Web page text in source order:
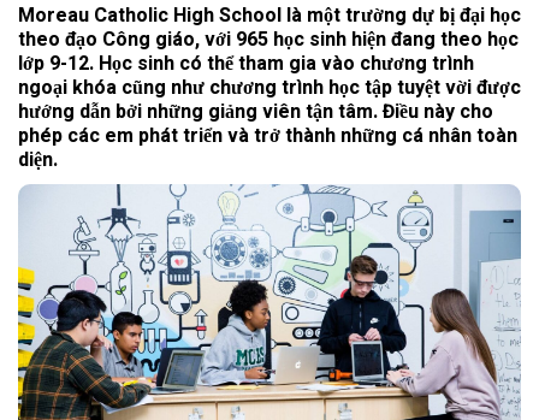
Moreau Catholic High School là một trường dự bị đại học
theo đạo Công giáo, với 965 học sinh hiện đang theo học
lớp 9-12. Học sinh có thể tham gia vào chương trình
ngoại khóa cũng như chương trình học tập tuyệt vời được
hướng dẫn bởi những giảng viên tận tâm. Điều này cho
phép các em phát triển và trở thành những cá nhân toàn
diện.